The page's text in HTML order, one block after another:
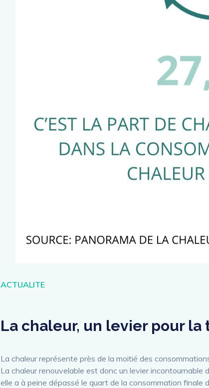
Catégories
ACTUALITE
La chaleur, un levier pour
La chaleur représente près de la moitié des
La chaleur renouvelable est donc un levier
elle a à peine dépassé le quart de la consommation finale